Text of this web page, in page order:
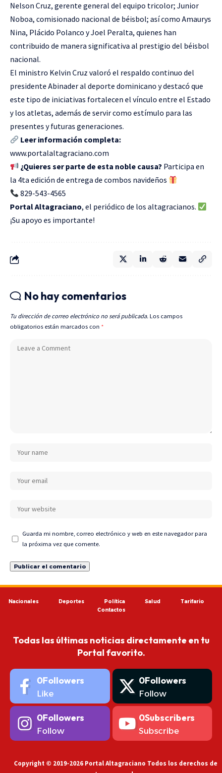
Nelson Cruz, gerente general del equipo tricolor; Junior
Noboa, comisionado nacional de béisbol; así como Amaurys
Nina, Plácido Polanco y Joel Peralta, quienes han
contribuido de manera significativa al prestigio del béisbol
nacional.
El ministro Kelvin Cruz valoró el respaldo continuo del
presidente Abinader al deporte dominicano y destacó que
este tipo de iniciativas fortalecen el vínculo entre el Estado
y los atletas, además de servir como estímulo para las
presentes y futuras generaciones.
Leer información completa:
www.portalaltagraciano.com
¿Quieres ser parte de esta noble causa? Participa en
la 4ta edición de entrega de combos navideños
829-543-4565
Portal Altagraciano, el periódico de los altagracianos.
¡Su apoyo es importante!
No hay comentarios
Tu dirección de correo electrónico no será publicada. Los campos
obligatorios están marcados con *
Guarda mi nombre, correo electrónico y web en este navegador para
la próxima vez que comente.
Nacionales Deportes Política Salud
Tarifario
Contactos
Todas las últimas noticias directamente en tu
Portal favorito.
0Followers
Like
0Followers
Follow
0Followers
Follow
0Subscribers
Subscribe
Copyright © 2019-2026 Portal Altagraciano Todos los derechos de